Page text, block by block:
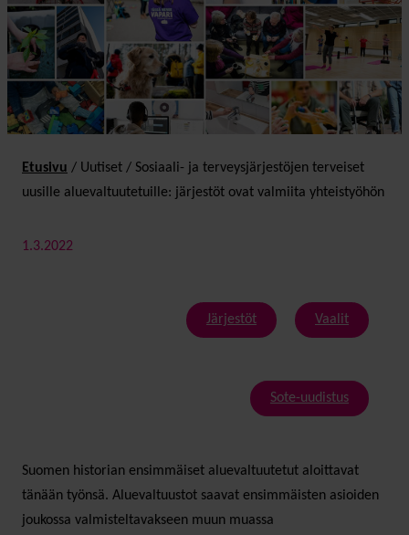
Etusivu / Uutiset / Sosiaali- ja terveysjärjestöjen terveiset
uusille aluevaltuutetuille: järjestöt ovat valmiita yhteistyöhön
1.3.2022
Järjestöt Vaalit
Sote-uudistus
Suomen historian ensimmäiset aluevaltuutetut aloittavat
tänään työnsä. Aluevaltuustot saavat ensimmäisten asioiden
joukossa valmisteltavakseen muun muassa